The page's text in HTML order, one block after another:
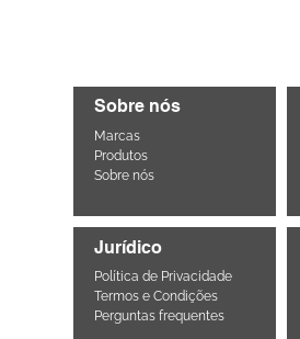
Sobre nós
Marcas
Produtos
Sobre nós
Jurídico
Política de Privacidade
Termos e Condições
Perguntas frequentes